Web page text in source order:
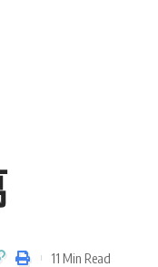
11 Min Read